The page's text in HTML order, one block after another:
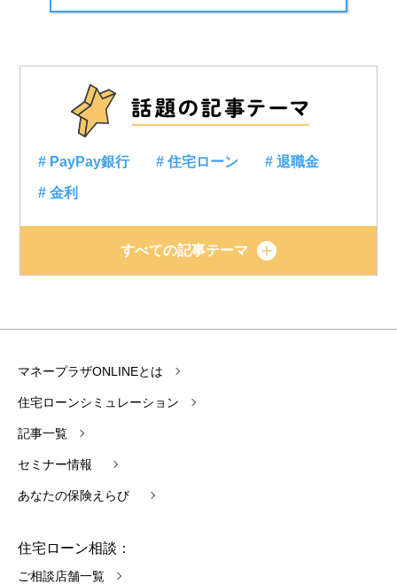
# PayPay銀行 # 住宅ローン # 退職金
# 金利
すべての記事テーマ
マネープラザONLINEとは
住宅ローンシミュレーション
記事一覧
セミナー情報
あなたの保険えらび
住宅ローン相談：
ご相談店舗一覧